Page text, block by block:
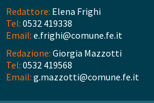
Redattore: Elena Frighi
Tel: 0532 419338
Email: e.frighi@comune.fe.it
Redazione: Giorgia Mazzotti
Tel: 0532 419568
Email: g.mazzotti@comune.fe.it